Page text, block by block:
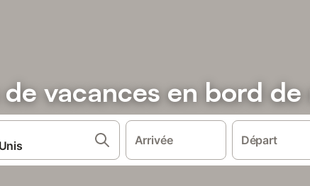
vacances en bord
Arrivée Départ